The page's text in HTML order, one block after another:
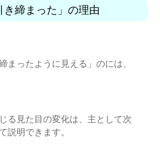
き締まった」の理由
まったように見える」のには、
る見た目の変化は、主として次
説明できます。